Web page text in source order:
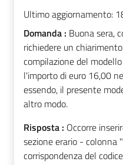
Ultimo aggiornamento:
Domanda : Buona sera,
richiedere un
compilazione del
l'importo di euro 16,00
essendo, il presente
altro modo.
Risposta : Occorre
sezione erario - colonna
corrispondenza del